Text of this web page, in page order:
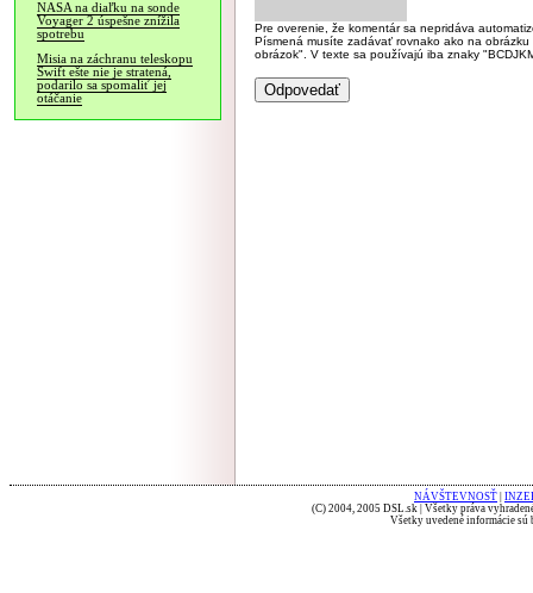
NASA na diaľku na sonde
Voyager 2 úspešne znížila
spotrebu
Misia na záchranu teleskopu
Swift ešte nie je stratená,
podarilo sa spomaliť jej
otáčanie
Pre overenie, že komentár sa nepridáva
Písmená musíte zadávať rovnako ako na
obrázok". V texte sa používajú iba znaky
NÁVŠTEVNOSŤ
(C) 2004, 2005 DSL.sk | Všetky práva
Všetky uvedené informácie sú